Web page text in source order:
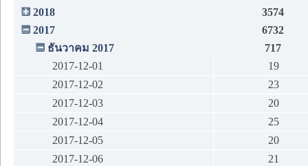
2018
3574
2017
6732
ธันวาคม 2017
717
2017-12-01
19
2017-12-02
23
2017-12-03
20
2017-12-04
25
2017-12-05
20
2017-12-06
21